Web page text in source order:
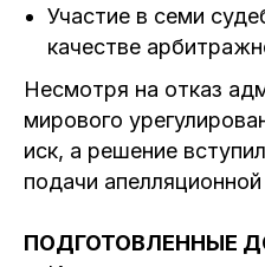
Участие в семи
качестве
Несмотря на отказ
мирового
иск, а решение
подачи
ПОДГОТОВЛЕННЫЕ